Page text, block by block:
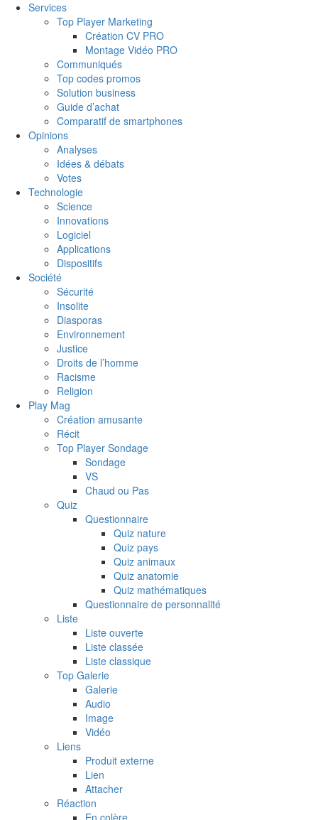
Services
Top Player Marketing
Création CV PRO
Montage Vidéo PRO
Communiqués
Top codes promos
Solution business
Guide d’achat
Comparatif de smartphones
Opinions
Analyses
Idées & débats
Votes
Technologie
Science
Innovations
Logiciel
Applications
Dispositifs
Société
Sécurité
Insolite
Diasporas
Environnement
Justice
Droits de l’homme
Racisme
Religion
Play Mag
Création amusante
Récit
Top Player Sondage
Sondage
VS
Chaud ou Pas
Quiz
Questionnaire
Quiz nature
Quiz pays
Quiz animaux
Quiz anatomie
Quiz mathématiques
Questionnaire de personnalité
Liste
Liste ouverte
Liste classée
Liste classique
Top Galerie
Galerie
Audio
Image
Vidéo
Liens
Produit externe
Lien
Attacher
Réaction
En colère